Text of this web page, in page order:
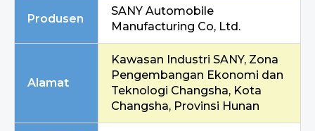
Produsen
SANY Automobile
Manufacturing Co, Ltd.
Alamat
Kawasan Industri SANY, Zona
Pengembangan Ekonomi dan
Teknologi Changsha, Kota
Changsha, Provinsi Hunan